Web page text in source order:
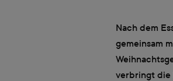
Nach dem
gemeinsam
verbringt die